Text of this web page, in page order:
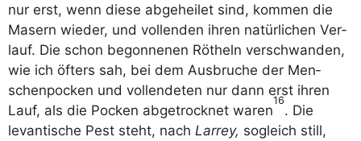
nur erst, wenn die­se abge­hei­let sind, kom­men die
Masern wie­der, und voll­enden ihren natür­li­chen Ver­
lauf. Die schon begon­ne­nen Rötheln ver­schwan­den,
wie ich öfters sah, bei dem Aus­bru­che der Men­
schen­po­cken und voll­ende­ten nur dann erst ihren
Lauf, als die Pocken abge­trock­net waren
16
. Die
levan­ti­sche Pest steht, nach Larrey, sogleich still,